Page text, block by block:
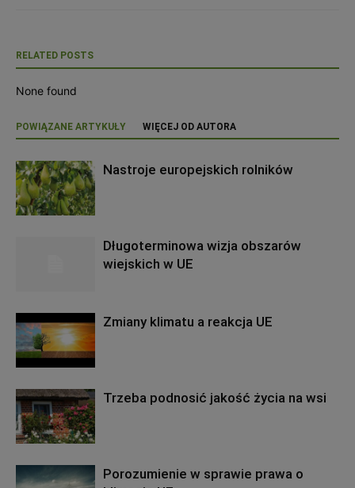
RELATED POSTS
None found
POWIĄZANE ARTYKUŁY WIĘCEJ OD AUTORA
Nastroje europejskich rolników
Długoterminowa wizja obszarów
wiejskich w UE
Zmiany klimatu a reakcja UE
Trzeba podnosić jakość życia na wsi
Porozumienie w sprawie prawa o